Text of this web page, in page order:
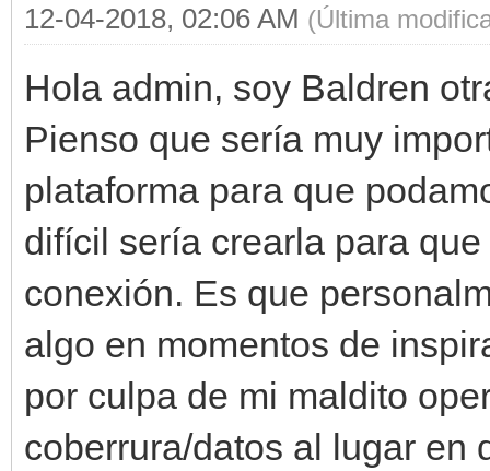
12-04-2018, 02:06 AM (Última
Hola admin, soy Baldren
Pienso que sería muy
plataforma para que
difícil sería crearla para
conexión. Es que
algo en momentos de
por culpa de mi maldito
coberrura/datos al lugar en